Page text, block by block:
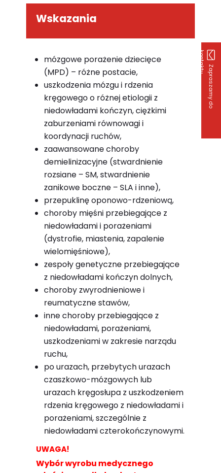
Z
a
p
r
a
s
z
a
m
y
d
o
k
o
n
t
a
k
t
u
Wskazania
mózgowe porażenie dziecięce
(MPD) – różne postacie,
uszkodzenia mózgu i rdzenia
kręgowego o różnej etiologii z
niedowładami kończyn, ciężkimi
zaburzeniami równowagi i
koordynacji ruchów,
zaawansowane choroby
demielinizacyjne (stwardnienie
rozsiane – SM, stwardnienie
zanikowe boczne – SLA i inne),
przepuklinę oponowo-rdzeniową,
choroby mięśni przebiegające z
niedowładami i porażeniami
(dystrofie, miastenia, zapalenie
wielomięśniowe),
zespoły genetyczne przebiegające
z niedowładami kończyn dolnych,
choroby zwyrodnieniowe i
reumatyczne stawów,
inne choroby przebiegające z
niedowładami, porażeniami,
uszkodzeniami w zakresie narządu
ruchu,
po urazach, przebytych urazach
czaszkowo-mózgowych lub
urazach kręgosłupa z uszkodzeniem
rdzenia kręgowego z niedowładami i
porażeniami, szczególnie z
niedowładami czterokończynowymi.
UWAGA!
Wybór wyrobu medycznego